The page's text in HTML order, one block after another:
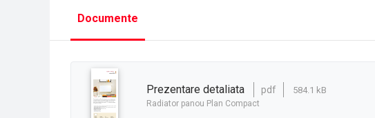
Documente
prezentare detaliata pdf 584.1 kB
Radiator panou Plan Compact